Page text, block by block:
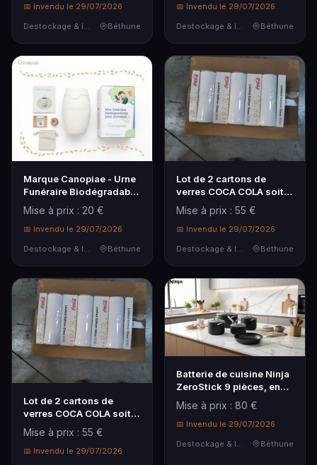
📅 Invendu le 29/07/2026
Destockage & Invendus
Béthune
📅 Invendu le 29/07/2026
Destockage & Invendus
Béthune
Marque Canopiae - Urne
Funéraire Biodégradable
pour Animaux avec
Graines de Copalme
d'Amérique, Devient
Mise à prix : 20 €
📅 Invendu le 29/07/2026
Destockage & Invendus
Béthune
Lot de 2 cartons de
verres COCA COLA soit
60 verres
Mise à prix : 55 €
📅 Invendu le 29/07/2026
Destockage & Invendus
Béthune
Lot de 2 cartons de
verres COCA COLA soit
60 verres
Mise à prix : 55 €
📅 Invendu le 29/07/2026
Batterie de cuisine Ninja
ZeroStick 9 pièces, en
aluminium avec
revêtement antiadhésif,
adaptée à toutes les
Mise à prix : 80 €
📅 Invendu le 29/07/2026
Destockage & Invendus
Béthune